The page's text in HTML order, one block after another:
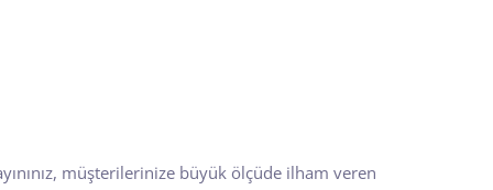
müşterilerinize büyük ölçüde ilham veren